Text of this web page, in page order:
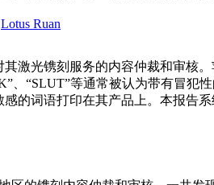
Lotus Ruan
激光镌刻服务的内容仲裁和审核
、“SLUT”等通常被认为带有冒犯
的词语打印在其产品上。本报告